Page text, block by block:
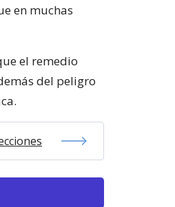
en muchas
el remedio
del peligro